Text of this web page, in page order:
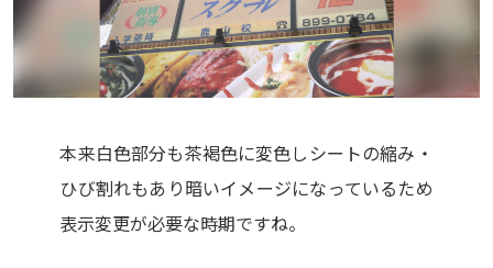
本来白色部分も茶褐色に変色しシートの縮み・
ひび割れもあり暗いイメージになっているため
表示変更が必要な時期ですね。